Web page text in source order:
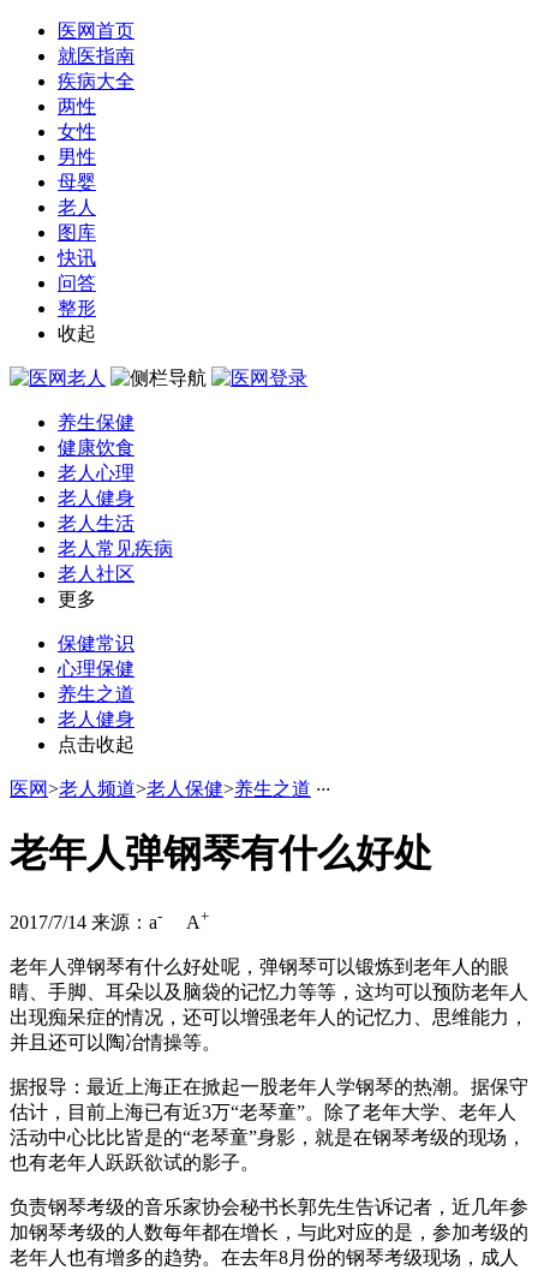
医网首页
就医指南
疾病大全
两性
女性
男性
母婴
老人
图库
快讯
问答
整形
收起
养生保健
健康饮食
老人心理
老人健身
老人生活
老人常见疾病
老人社区
更多
保健常识
心理保健
养生之道
老人健身
点击收起
医网>老人频道>老人保健>养生之道 ···
老年人弹钢琴有什么好处
2017/7/14 来源： a- A+
老年人弹钢琴有什么好处呢，弹钢琴可以锻炼到老年人的眼
睛、手脚、耳朵以及脑袋的记忆力等等，这均可以预防老年人
出现痴呆症的情况，还可以增强老年人的记忆力、思维能力，
并且还可以陶冶情操等。
据报导：最近上海正在掀起一股老年人学钢琴的热潮。据保守
估计，目前上海已有近3万“老琴童”。除了老年大学、老年人
活动中心比比皆是的“老琴童”身影，就是在钢琴考级的现场，
也有老年人跃跃欲试的影子。
负责钢琴考级的音乐家协会秘书长郭先生告诉记者，近几年参
加钢琴考级的人数每年都在增长，与此对应的是，参加考级的
老年人也有增多的趋势。在去年8月份的钢琴考级现场，成人